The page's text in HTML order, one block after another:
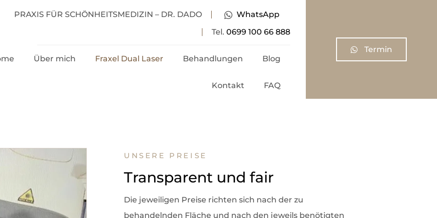
PRAXIS FÜR SCHÖNHEITSMEDIZIN – DR. DADO
WhatsApp
Tel. 0699 100 66 888
Über mich Fraxel Dual Laser Behandlungen
Unterspritzung
Abnehmspritze
Fett-Weg-Spritze
Blog
Kontakt FAQ
Termin
UNSERE PREISE
Transparent und fair
Die jeweiligen Preise richten sich nach der zu
behandelnden Fläche und nach den jeweils benötigten